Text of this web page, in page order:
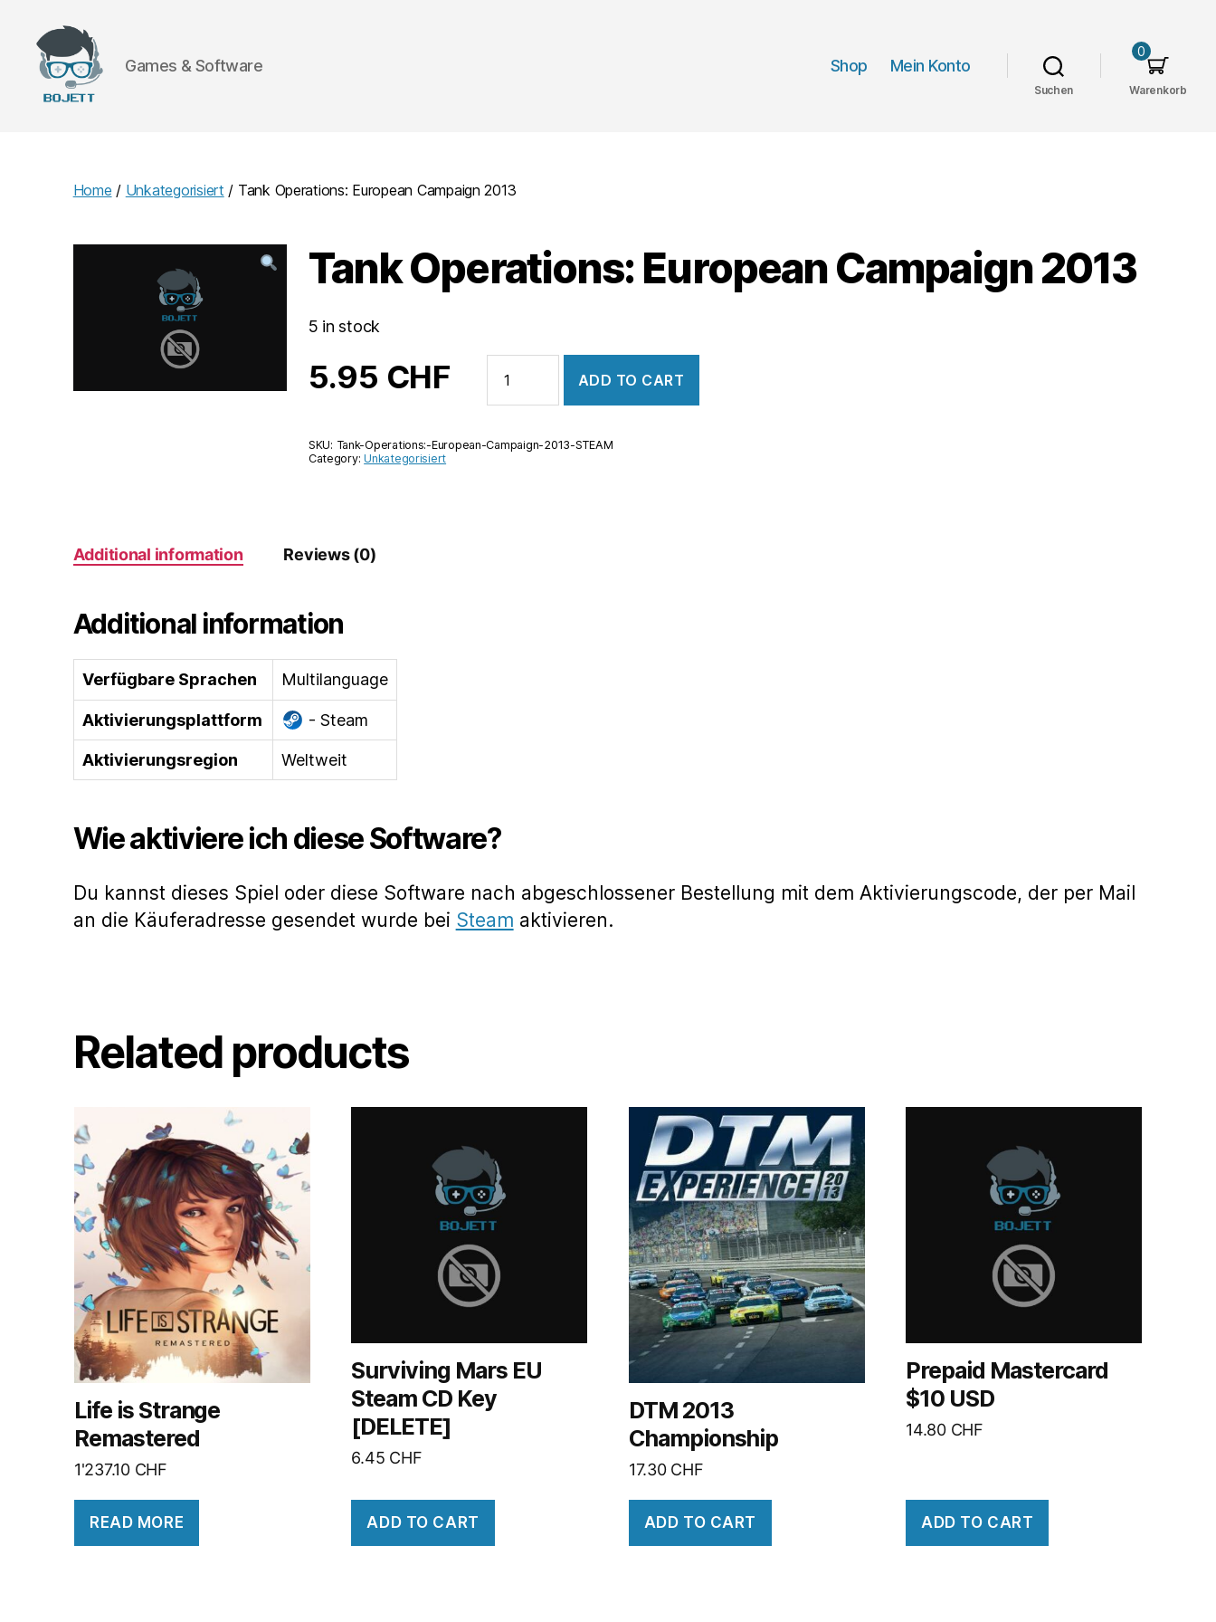
Games & Software Shop Mein Konto
Suchen Warenkorb
0
Home / Unkategorisiert / Tank Operations: European Campaign 2013
Tank Operations: European Campaign 2013
5 in stock
5.95 CHF
Operations:
European
2013
ADD TO CART
SKU: Tank-Operations:-European-Campaign-2013-STEAM
Category:Unkategorisiert
Additional information Reviews (0)
Additional information
Verfügbare Sprachen Multilanguage
Aktivierungsplattform - Steam
Aktivierungsregion Weltweit
Wie aktiviere ich diese Software?
Du kannst dieses Spiel oder diese Software nach abgeschlossener Bestellung mit dem Aktivierungscode, der per Mail
an die Käuferadresse gesendet wurde bei Steam aktivieren.
Related products
Life is Strange
Remastered
1'237.10 CHF
READ MORE
Surviving Mars EU
Steam CD Key
[DELETE]
6.45 CHF
ADD TO CART
DTM 2013
Championship
17.30 CHF
ADD TO CART
Prepaid Mastercard
$10 USD
14.80 CHF
ADD TO CART